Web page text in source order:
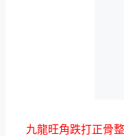
九龍旺角跌打正骨